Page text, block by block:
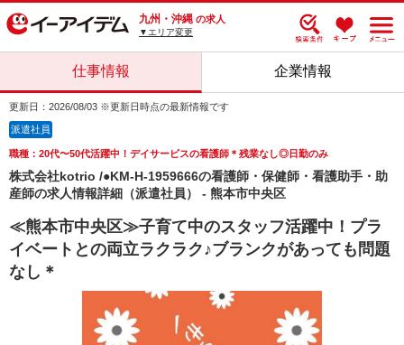
九州・沖縄 の求人
▼エリア変更
仕事情報 企業情報
更新日：2026/08/03 ※更新日時点の最新情報です
派遣社員
職種：20代〜50代活躍中！デイサービスの看護師＊残業なし◎日勤のみ
株式会社kotrio /●KM-H-1959666の看護師・保健師・看護助手・助
産師の求人情報詳細（派遣社員） - 熊本市中央区
≪熊本市中央区≫子育て中のスタッフ活躍中！プラ
イベートとの両立ラクラク♪ブランクがあっても問題
なし＊